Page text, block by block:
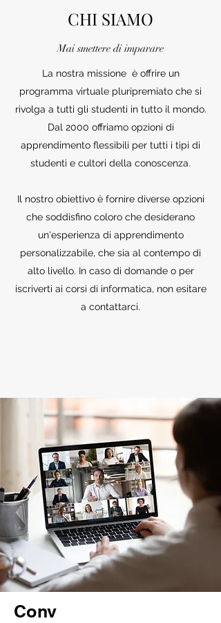
CHI SIAMO
Mai smettere di imparare
La nostra missione è offrire un
programma virtuale pluripremiato che si
rivolga a tutti gli studenti in tutto il mondo.
Dal 2000 offriamo opzioni di
apprendimento flessibili per tutti i tipi di
studenti e cultori della conoscenza.
Il nostro obiettivo è fornire diverse opzioni
che soddisfino coloro che desiderano
un'esperienza di apprendimento
personalizzabile, che sia al contempo di
alto livello. In caso di domande o per
iscriverti ai corsi di informatica, non esitare
a contattarci.
Conv